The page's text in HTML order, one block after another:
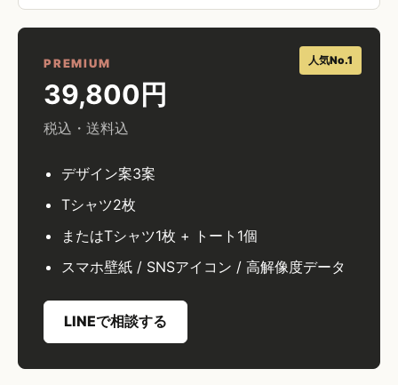
人気No.1
PREMIUM
39,800円
税込・送料込
デザイン案3案
Tシャツ2枚
またはTシャツ1枚 + トート1個
スマホ壁紙 / SNSアイコン / 高解像度データ
LINEで相談する